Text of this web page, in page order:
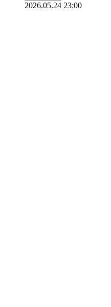
2026.05.24 23:00